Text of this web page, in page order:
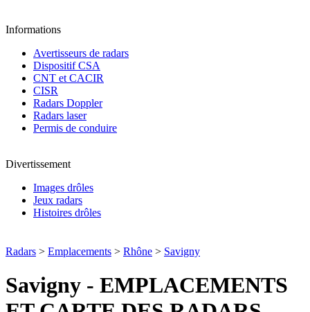
Informations
Avertisseurs de radars
Dispositif CSA
CNT et CACIR
CISR
Radars Doppler
Radars laser
Permis de conduire
Divertissement
Images drôles
Jeux radars
Histoires drôles
Radars > Emplacements > Rhône > Savigny
Savigny - EMPLACEMENTS